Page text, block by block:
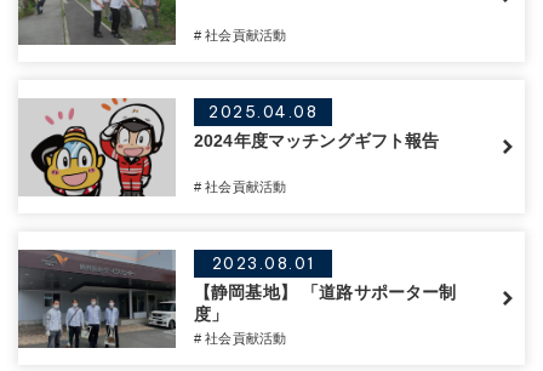
# 社会貢献活動
2025.04.08
2024年度マッチングギフト報告
# 社会貢献活動
2023.08.01
【静岡基地】 「道路サポーター制
度」
# 社会貢献活動